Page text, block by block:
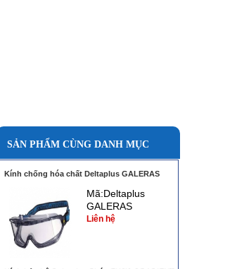
SẢN PHẨM CÙNG DANH MỤC
Kính chống hóa chất Deltaplus GALERAS
Mã:Deltaplus
GALERAS
Liên hệ